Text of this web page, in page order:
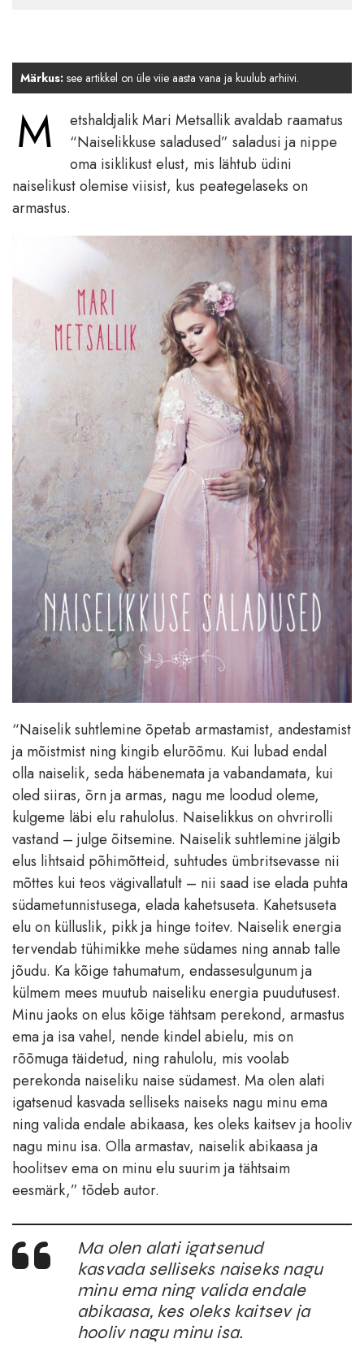
Märkus: see artikkel on üle viie aasta vana ja kuulub arhiivi.
M
etshaldjalik Mari Metsallik avaldab raamatus
“Naiselikkuse saladused” saladusi ja nippe
oma isiklikust elust, mis lähtub üdini
naiselikust olemise viisist, kus peategelaseks on
armastus.
“Naiselik suhtlemine õpetab armastamist, andestamist
ja mõistmist ning kingib elurõõmu. Kui lubad endal
olla naiselik, seda häbenemata ja vabandamata, kui
oled siiras, õrn ja armas, nagu me loodud oleme,
kulgeme läbi elu rahulolus. Naiselikkus on ohvrirolli
vastand – julge õitsemine. Naiselik suhtlemine jälgib
elus lihtsaid põhimõtteid, suhtudes ümbritsevasse nii
mõttes kui teos vägivallatult – nii saad ise elada puhta
südametunnistusega, elada kahetsuseta. Kahetsuseta
elu on külluslik, pikk ja hinge toitev. Naiselik energia
tervendab tühimikke mehe südames ning annab talle
jõudu. Ka kõige tahumatum, endassesulgunum ja
külmem mees muutub naiseliku energia puudutusest.
Minu jaoks on elus kõige tähtsam perekond, armastus
ema ja isa vahel, nende kindel abielu, mis on
rõõmuga täidetud, ning rahulolu, mis voolab
perekonda naiseliku naise südamest. Ma olen alati
igatsenud kasvada selliseks naiseks nagu minu ema
ning valida endale abikaasa, kes oleks kaitsev ja hooliv
nagu minu isa. Olla armastav, naiselik abikaasa ja
hoolitsev ema on minu elu suurim ja tähtsaim
eesmärk,” tõdeb autor.
Ma olen alati igatsenud
kasvada selliseks naiseks nagu
minu ema ning valida endale
abikaasa, kes oleks kaitsev ja
hooliv nagu minu isa.